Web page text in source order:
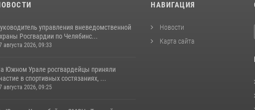
управления вневедомственной
Росгвардии по Челябинс...
августа 2026, 09:33
Южном Урале росгвардейцы приняли
в спортивных состязаниях, ...
августа 2026, 09:25
НАВИГАЦИЯ
Новости
Карта сайта